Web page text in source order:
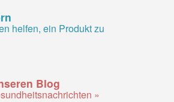
helfen, ein Produkt zu
Blog
»